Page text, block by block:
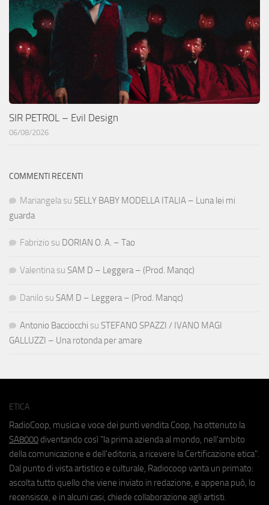
SIR PETROL – Evil Design
06/08/2026
COMMENTI RECENTI
Mariangela su SELLY BABY MODELLA ITALIA – Luna lei mi
guarda
Fabrizio su DORIAN O. A. – Tao
Valentina su SAM D – Leggera – (Prod. Manqc)
Danilo su SAM D – Leggera – (Prod. Manqc)
Antonio Bacciocchi su STEFANO SPAZZI / IVANO MAGI
GALLUZZI – Una rotonda per amare
ETICA
RadioCoop, musica e voce dei punti vendita Coop, ha ottenuto la
SA8000 diventando così "la prima azienda al mondo, nell'ambito
della comunicazione e dell'editoria, a ricevere la Certificazione etica".
Dal punto di vista artistico e culturale, Radiocoop vanta un primato:
ascolta tutto quello che viene inviato in redazione, e appena può, lo
recensisce, e in alcuni casi, chiede collaborazione agli artisti.